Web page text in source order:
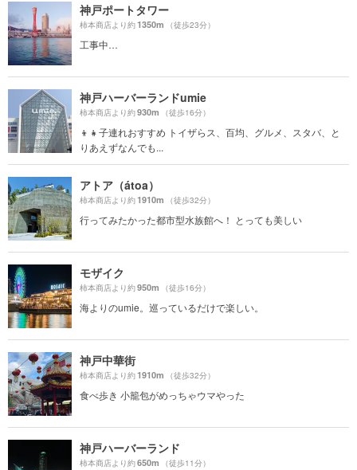
神戸ポートタワー
柿本商店より約1350m （徒歩23分）
工事中…
神戸ハーバーランドumie
柿本商店より約930m （徒歩16分）
👦👧子連れおすすめ トイザらス、百均、グルメ、スタバ、と
りあえずなんでも...
アトア（átoa）
柿本商店より約1910m （徒歩32分）
行ってみたかった都市型水族館へ！ とっても美しい
モザイク
柿本商店より約950m （徒歩16分）
海よりのumie。巡っているだけで楽しい。
神戸中華街
柿本商店より約1910m （徒歩32分）
食べ歩き 小籠包がめっちゃウマやった
神戸ハーバーランド
柿本商店より約650m （徒歩11分）